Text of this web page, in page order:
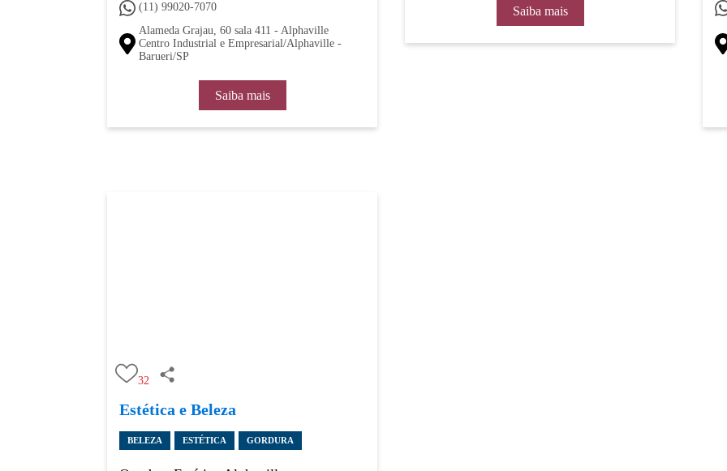
(11) 99020-7070
Alameda Grajau, 60 sala 411 - Alphaville
Centro Industrial e Empresarial/Alphaville -
Barueri/SP
Saiba mais
Saiba mais
32
Estética e Beleza
BELEZA ESTÉTICA GORDURA